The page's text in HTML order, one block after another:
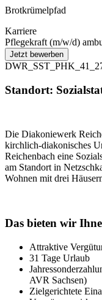
Brotkrümelpfad
Karriere
Pflegekraft (m/w/d)
Standort:
Die Diakoniewerk
kirchlich-diakonisches
Reichenbach eine
am Standort in
Wohnen mit drei
Das bieten wir
Attraktive
31 Tage Urlaub
AVR Sachsen)
Zielgerichtete